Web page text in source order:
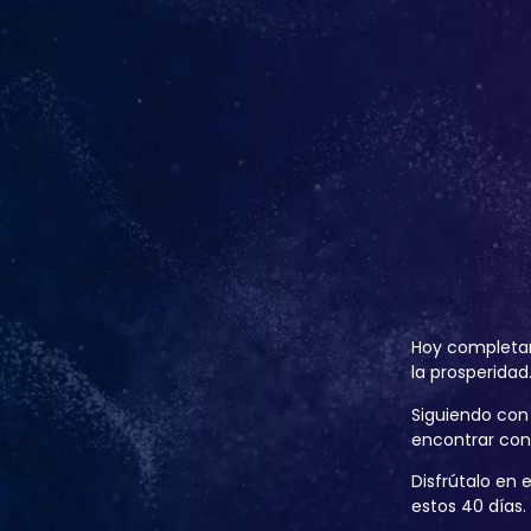
Hoy
la
Siguiendo
encontrar
Disfrútalo en
estos 40 días.